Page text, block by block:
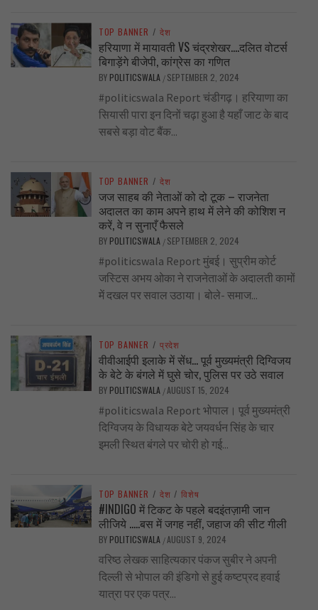
TOP BANNER / देश
हरियाणा में मायावती VS चंद्रशेखर….दलित वोटर्स
बिगाड़ेंगे बीजेपी, कांग्रेस का गणित
BY POLITICSWALA / SEPTEMBER 2, 2024
#politicswala Report चंडीगढ़। हरियाणा का
सियासी पारा इन दिनों चढ़ा हुआ है यहाँ जाट के बाद
सबसे बड़ा वोट बैंक...
TOP BANNER / देश
जज साहब की नेताओं को दो टूक – राजनेता
अदालत का काम अपने हाथ में लेने की कोशिश न
करें, वे न सुनाएँ फैसले
BY POLITICSWALA / SEPTEMBER 2, 2024
#politicswala Report मुंबई। सुप्रीम कोर्ट
जस्टिस अभय ओका ने राजनेताओं के अदालती कामों
में दखल पर सवाल उठाया। बोले- समाज...
TOP BANNER / प्रदेश
वीवीआईपी इलाके में सेंध… पूर्व मुख्यमंत्री दिग्विजय
के बेटे के बंगले में घुसे चोर, पुलिस पर उठे सवाल
BY POLITICSWALA /AUGUST 15, 2024
#politicswala Report भोपाल। पूर्व मुख्यमंत्री
दिग्विजय के विधायक बेटे जयवर्धन सिंह के चार
इमली स्थित बंगले पर चोरी हो गई...
TOP BANNER / देश / विशेष
#INDIGO में टिकट के पहले बदइंतज़ामी जान
लीजिये …..बस में जगह नहीं, जहाज की सीट गीली
BY POLITICSWALA /AUGUST 9, 2024
वरिष्ठ लेखक साहित्यकार पंकज सुबीर ने अपनी
दिल्ली से भोपाल की इंडिगो से हुई कष्टप्रद हवाई
यात्रा पर एक पत्र...